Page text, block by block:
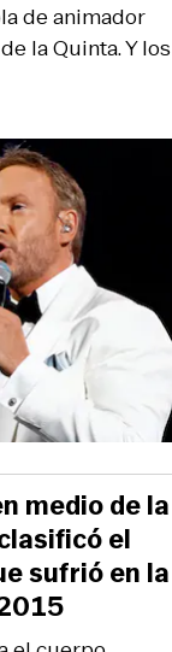
de animador
la Quinta. Y los
medio de la
el
sufrió en la